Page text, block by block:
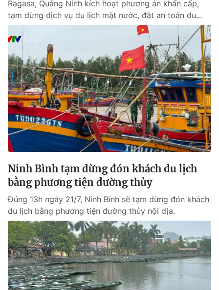
Nhân vật
Khán giả
Giải sao mai
Điện ảnh
Âm nhạc
Đời sống
Du lịch
Làm đẹp
Chất lượng cuộc sống
Giáo dục
Tuyển sinh
Học trực tuyến
Công nghệ
Hitech Công nghệ tương lai
Sản phẩm
Thị trường
Tư vấn
Giao lưu trực tuyến
Lịch phát sóng
Chuyên mục khác
Emagazine Podcast
Photo Infographic
Video Shorts video
VTV Money VTV Thể thao
Ragasa, Quảng Ninh kích hoạt phương án khẩn cấp,
tạm dừng dịch vụ du lịch mặt nước, đặt an toàn du...
Ninh Bình tạm dừng đón khách du lịch
bằng phương tiện đường thủy
Đúng 13h ngày 21/7, Ninh Bình sẽ tạm dừng đón khách
du lịch bằng phương tiện đường thủy nội địa.